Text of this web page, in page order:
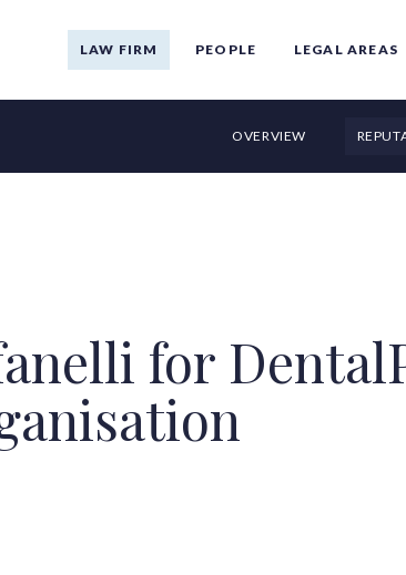
LAW FIRM PEOPLE LEGAL AREAS
All authors
OVERVIEW
for